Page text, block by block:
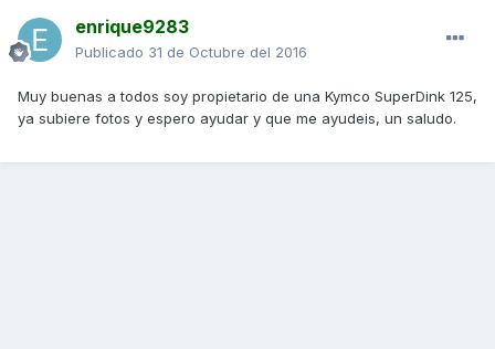
enrique9283
Publicado 31 de Octubre del 2016
Muy buenas a todos soy propietario de una Kymco SuperDink 125,
ya subiere fotos y espero ayudar y que me ayudeis, un saludo.